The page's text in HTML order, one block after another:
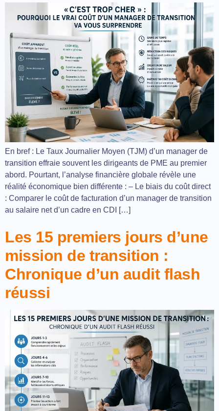
En bref : Le Taux Journalier Moyen (TJM) d’un manager de
transition effraie souvent les dirigeants de PME au premier
abord. Pourtant, l’analyse financière globale révèle une
réalité économique bien différente : – Le biais du coût direct
: Comparer le coût de facturation d’un manager de transition
au salaire net d’un cadre en CDI […]
Les 15 premiers jours d’une
mission de transition :
Chronique d’un audit flash
réussi